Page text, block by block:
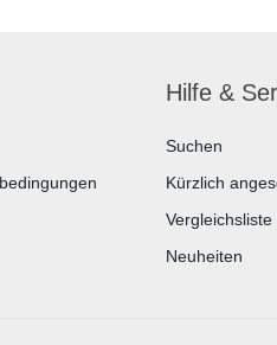
Hilfe &
Suchen
Kürzlich
Vergleichsliste
Neuheiten